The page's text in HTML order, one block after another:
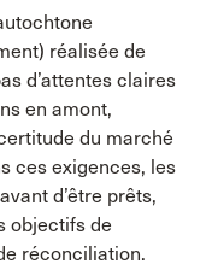
réalisée de
d’attentes claires
en amont,
du marché
ces exigences, les
d’être prêts,
objectifs de
réconciliation.